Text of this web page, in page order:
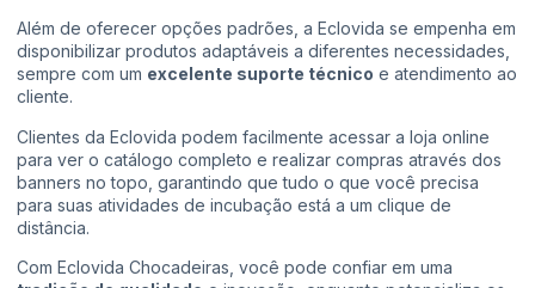
Além de oferecer opções padrões, a Eclovida se empenha em
disponibilizar produtos adaptáveis a diferentes necessidades,
sempre com um excelente suporte técnico e atendimento ao
cliente.
Clientes da Eclovida podem facilmente acessar a loja online
para ver o catálogo completo e realizar compras através dos
banners no topo, garantindo que tudo o que você precisa
para suas atividades de incubação está a um clique de
distância.
Com Eclovida Chocadeiras, você pode confiar em uma